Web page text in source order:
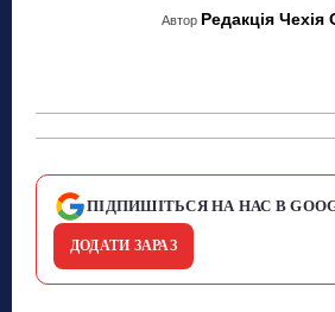
Автор Редакція Чехія
ПІДПИШІТЬСЯ НА НАС В
ДОДАТИ ЗАРАЗ